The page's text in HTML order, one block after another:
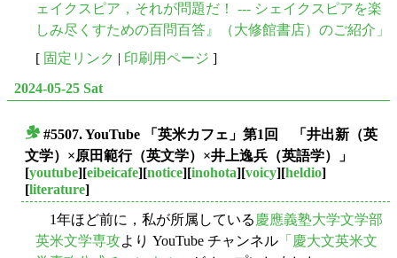
ェイクスピア，それが問題だ！ --- シェイクスピアを楽
しみ尽くすための百問百答』（大修館書店）のご紹介」
[ 固定リンク | 印刷用ページ ]
2024-05-25 Sat
#5507. YouTube 「英米カフェ」第1回 「井出新（英
文学）×原田範行（英文学）×井上逸兵（英語学）」
[youtube][eibeicafe][notice][inohota][voicy][heldio]
[literature]
1年ほど前に，私が所属している慶應義塾大学文学部
英米文学専攻より YouTube チャンネル 「慶大文英米文